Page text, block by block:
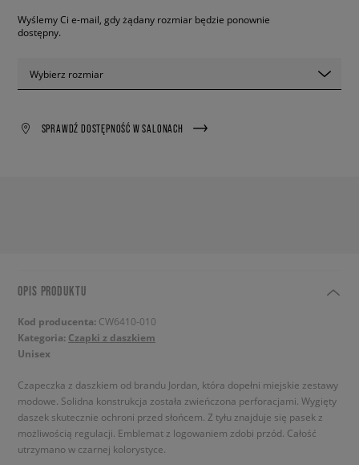
Wyślemy Ci e-mail, gdy żądany rozmiar będzie ponownie
dostępny.
Wybierz rozmiar
SPRAWDŹ DOSTĘPNOŚĆ W SALONACH
OPIS PRODUKTU
Kod producenta: CW6410-010
Kategoria: Czapki z daszkiem
Unisex
Czapeczka z daszkiem od brandu Jordan, która dopełni miejskie zestawy
modowe. Solidna konstrukcja została zwieńczona perforacjami. Wygięty
daszek skutecznie ochroni przed słońcem. Z tyłu znajduje się pasek z
możliwością regulacji. Emblemat z logowaniem zdobi przód. Całość
utrzymano w czarnej kolorystyce.